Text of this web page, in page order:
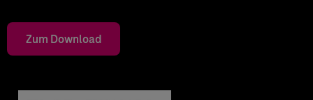
Zum Download